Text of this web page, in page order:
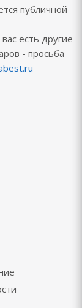
публичной
есть другие
- просьба